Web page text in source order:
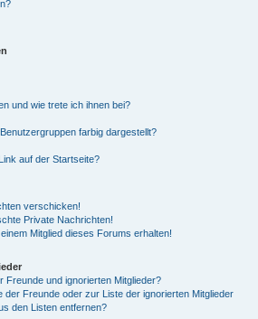
und wie trete ich ihnen bei?
farbig dargestellt?
auf der Startseite?
verschicken!
Private Nachrichten!
Mitglied dieses Forums erhalten!
Freunde und ignorierten Mitglieder?
der Freunde oder zur Liste der ignorierten Mitglieder
den Listen entfernen?